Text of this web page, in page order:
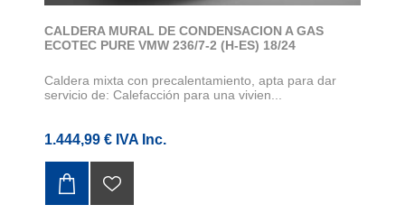
CALDERA MURAL DE CONDENSACION A GAS
ECOTEC PURE VMW 236/7-2 (H-ES) 18/24
Caldera mixta con precalentamiento, apta para dar
servicio de: Calefacción para una vivien...
1.444,99 € IVA Inc.